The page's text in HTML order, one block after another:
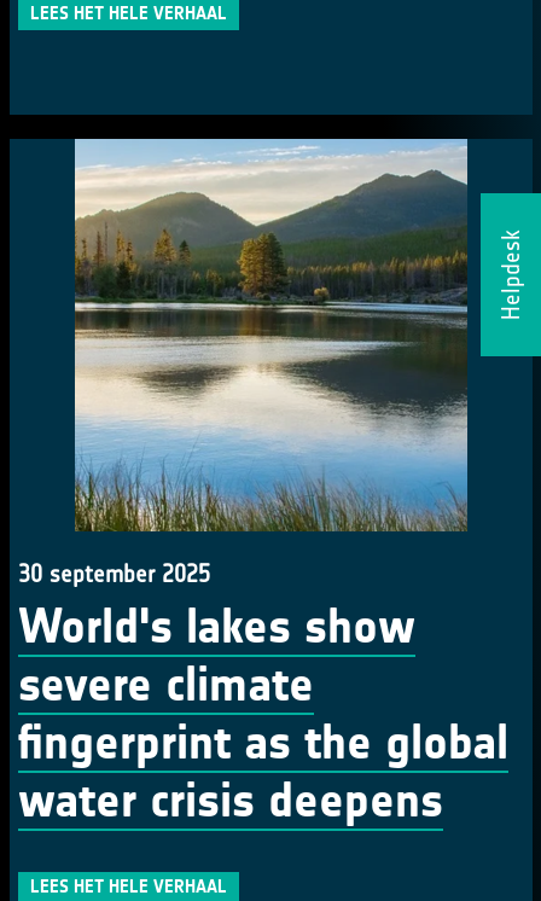
Helpdesk
LEES HET HELE VERHAAL
30 september 2025
World's lakes show
severe climate
fingerprint as the global
water crisis deepens
LEES HET HELE VERHAAL